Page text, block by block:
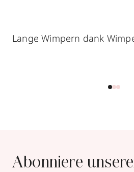
Lange Wimpern dank
Abonniere